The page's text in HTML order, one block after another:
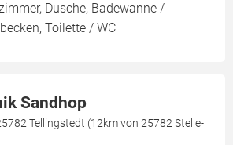
Dusche, Badewanne /
Toilette / WC
Sandhop
Tellingstedt (12km von 25782 Stelle-